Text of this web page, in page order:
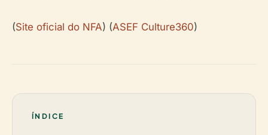
(Site oficial do NFA) (ASEF Culture360)
ÍNDICE